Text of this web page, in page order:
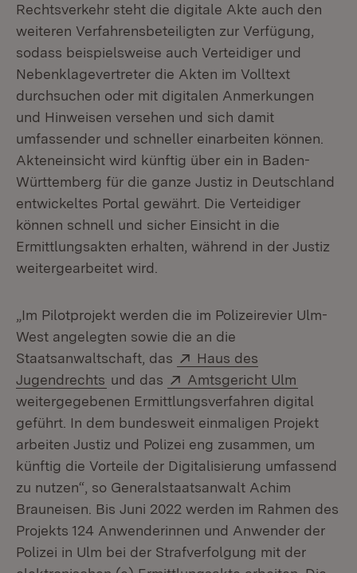
Rechtsverkehr steht die digitale Akte auch den
weiteren Verfahrensbeteiligten zur Verfügung,
sodass beispielsweise auch Verteidiger und
Nebenklagevertreter die Akten im Volltext
durchsuchen oder mit digitalen Anmerkungen
und Hinweisen versehen und sich damit
umfassender und schneller einarbeiten können.
Akteneinsicht wird künftig über ein in Baden-
Württemberg für die ganze Justiz in Deutschland
entwickeltes Portal gewährt. Die Verteidiger
können schnell und sicher Einsicht in die
Ermittlungsakten erhalten, während in der Justiz
weitergearbeitet wird.
„Im Pilotprojekt werden die im Polizeirevier Ulm-
West angelegten sowie die an die
Staatsanwaltschaft, das
Extern:
Haus des
Jugendrechts (Öffnet in neuem Fenster)
und das Extern:
Amtsgericht Ulm
weitergegebenen Ermittlungsverfahren digital
geführt. In dem bundesweit einmaligen Projekt
arbeiten Justiz und Polizei eng zusammen, um
künftig die Vorteile der Digitalisierung umfassend
zu nutzen“, so Generalstaatsanwalt Achim
Brauneisen. Bis Juni 2022 werden im Rahmen des
Projekts 124 Anwenderinnen und Anwender der
Polizei in Ulm bei der Strafverfolgung mit der